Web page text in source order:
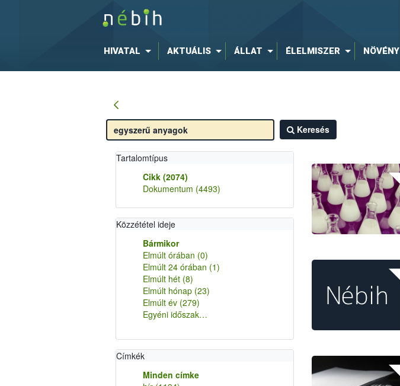
HIVATAL AKTUÁLIS ÁLLAT ÉLELMISZER NÖVÉNY
Keresés
Tartalomtípus
Cikk (2074)
Dokumentum (4493)
Közzététel ideje
Bármikor
Elmúlt órában (0)
Elmúlt 24 órában (1)
Elmúlt hét (8)
Elmúlt hónap (23)
Elmúlt év (279)
Egyéni időszak…
Címkék
Minden címke